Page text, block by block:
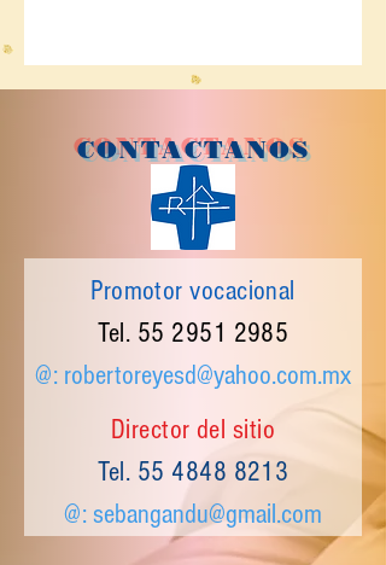
CONTACTANOS
Promotor vocacional
Tel. 55 2951 2985
@: robertoreyesd@yahoo.com.mx
Director del sitio
Tel. 55 4848 8213
@:sebangandu@gmail.com